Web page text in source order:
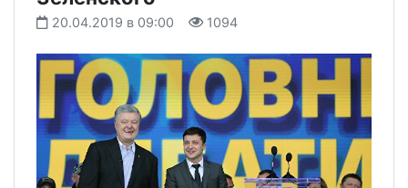
20.04.2019 в 09:00 1094